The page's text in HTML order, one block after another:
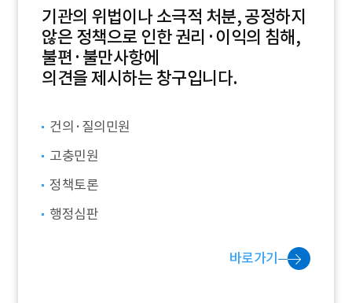
기관의 위법이나 소극적 처분, 공정하지
않은 정책으로 인한 권리·이익의 침해,
불편·불만사항에
의견을 제시하는 창구입니다.
건의·질의민원
고충민원
정책토론
행정심판
바로가기